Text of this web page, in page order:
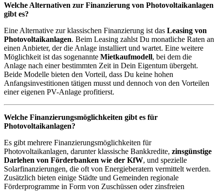
Welche Alternativen zur Finanzierung von Photovoltaikanlagen
gibt es?
Eine Alternative zur klassischen Finanzierung ist das Leasing von
Photovoltaikanlagen. Beim Leasing zahlst Du monatliche Raten an
einen Anbieter, der die Anlage installiert und wartet. Eine weitere
Möglichkeit ist das sogenannte Mietkaufmodell, bei dem die
Anlage nach einer bestimmten Zeit in Dein Eigentum übergeht.
Beide Modelle bieten den Vorteil, dass Du keine hohen
Anfangsinvestitionen tätigen musst und dennoch von den Vorteilen
einer eigenen PV-Anlage profitierst.
Welche Finanzierungsmöglichkeiten gibt es für
Photovoltaikanlagen?
Es gibt mehrere Finanzierungsmöglichkeiten für
Photovoltaikanlagen, darunter klassische Bankkredite, zinsgünstige
Darlehen von Förderbanken wie der KfW, und spezielle
Solarfinanzierungen, die oft von Energieberatern vermittelt werden.
Zusätzlich bieten einige Städte und Gemeinden regionale
Förderprogramme in Form von Zuschüssen oder zinsfreien